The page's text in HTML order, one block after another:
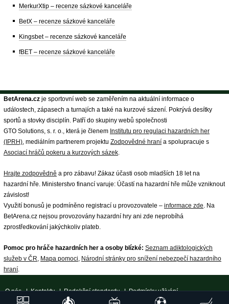
MerkurXtip – recenze sázkové kanceláře
BetX – recenze sázkové kanceláře
Kingsbet – recenze sázkové kanceláře
fBET – recenze sázkové kanceláře
BetArena.cz je sportovní web se zaměřením na aktuální informace o
událostech, zápasech a turnajích a také na kurzové sázení. Pokrývá desítky
sportů a stovky disciplín. Patří do skupiny webů společnosti
GTO Solutions, s. r. o., která je členem Institutu pro regulaci hazardních her
(IPRH), mediálním partnerem projektu Zodpovědné hraní a spolupracuje s
Asociací hráčů pokeru a kurzových sázek.
Hrajte zodpovědně a pro zábavu! Zákaz účasti osob mladších 18 let na
hazardní hře. Ministerstvo financí varuje: Účastí na hazardní hře může vzniknout
závislost!
Využití bonusů je podmíněno registrací u provozovatele – informace zde. Na
BetArena.cz nejsou provozovány hazardní hry ani zde neprobíhá
zprostředkování jakýchkoliv plateb.
Pomoc pro hráče hazardních her a osoby blízké: Seznam adiktologických
služeb v ČR, Mapa pomoci, Národní stránky pro snížení nebezpečí hazardního
hraní.
O nás|Kontakty|Redakční standardy|Podmínky užívání